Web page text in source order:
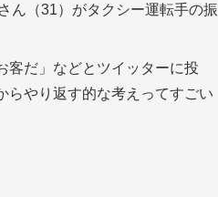
ん（31）がタクシー運転手の振
客だ」などとツイッターに投
らやり返す的な考えってすごい